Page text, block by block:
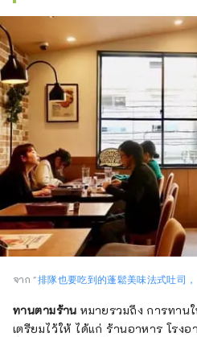
จาก "排隊也要吃到的蓬鬆美味法式吐司
ทานตามร้าน หมายรวมถึง การทาน
เตรียมไว้ให้ ได้แก่ ร้านอาหาร โรง